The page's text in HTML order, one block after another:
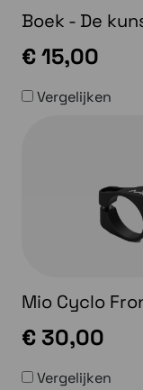
Boek - De
€ 15,00
Vergelijken
Mio Cyclo
€ 30,00
Vergelijken